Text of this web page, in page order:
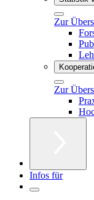
Zur
Zur
Infos für